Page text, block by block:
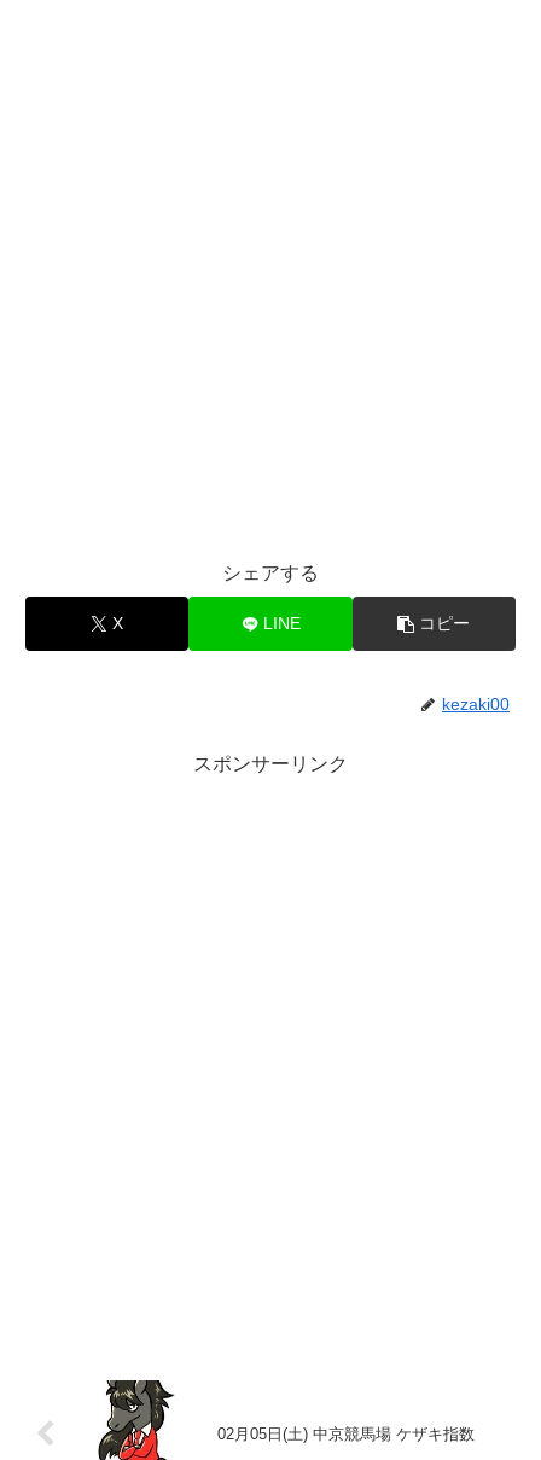
シェアする
X LINE コピー
kezaki00
スポンサーリンク
02月05日(土) 中京競馬場 ケザキ指数